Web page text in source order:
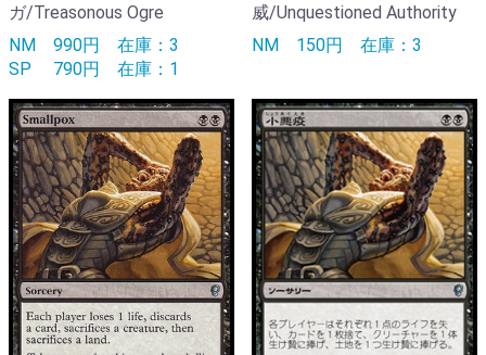
ガ/Treasonous Ogre
NM 990円 在庫：3
SP
790円 在庫：1
威/Unquestioned Authority
NM 150円 在庫：3